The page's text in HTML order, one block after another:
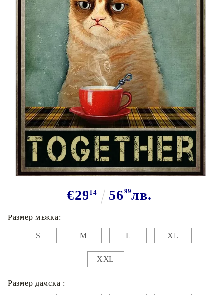
Сподели Tweet
GiftBG
Тениски за двойки "We hate
Everything"
€29 14 5699лв.
Размер мъжка:
S M L XL
XXL
Размер дамска :